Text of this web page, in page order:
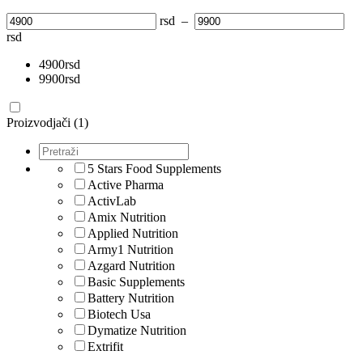
rsd –
rsd
4900rsd
9900rsd
Proizvodjači (1)
5 Stars Food Supplements
Active Pharma
ActivLab
Amix Nutrition
Applied Nutrition
Army1 Nutrition
Azgard Nutrition
Basic Supplements
Battery Nutrition
Biotech Usa
Dymatize Nutrition
Extrifit